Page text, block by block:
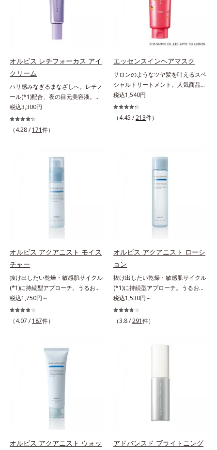
てください。各商品の詳しい情報は
BEAUTY夏祭りは、こちら
いくお悩みを自然に隠しつつも、ま
叶えるのは、微細で均一なカバー粉
にダマ防止の特殊コーティングを施
すことで、カバー粉体は薄く・均一
に凹凸へフィット。毛穴や色ムラを
カバーしながら自然な仕上がりを叶
えます。また、ファンデーションを
つけている間に保湿成分が肌へ浸透
(*2)するスキンコンディショニング
セラム設計(*3)を採用。肌に触れた
うな透明感とツヤを生み出すこと
で、“つるん”とした光のヴェールを
キンフィットカラー成分（酸化チタ
ン、酸化鉄、ステアロイルグルタミ
肌悩みをカバーする粉体*2 角層ま
で*3 肌のキメを整え、粉体を密着
け止め・化粧下地・カラーコントロ
ール・コンシーラー・パウダー・フ
ァンデーションの7役を兼ねる多機
能BB。慌ただしい朝でもパパッと
塗るだけで、厚塗り感のない、自然
なツヤめきのある美肌に整えます。
*1 年齢を重ねた肌*2 オルビス内BB
クリームのカバー力
オルビス レチフォーカス アイ
クリーム
ハリ感みなぎるまなざしへ。レチノ
ール(*1)配合、夜の目元美容液。オ
ルビスの目元技術を結集し、ハリ感
みなぎるまなざしへ。レチノール
(*1)配合の目元美容液です。目元悩
(*2)の2種の成分が深いうるおいを
与え、湧き上がるようなハリ感を呼
り、肌表面にピン！としたハリ感を
与え、さらに疑似セラミド(*3)が角
アの最後にプラスすることで乾燥に
よる小ジワを目立たなくし、ハリ感
チノール配合＝保湿成分*2 パルミ
成分*3 ラウロイルグルタミン酸ジ
（フィトステリル/オクチルドデシ
ル）配合＝保湿成分*4 角層まで
税込3,300円
（4.28 / 171件）
エッセンスインヘアマスク
サロンのようなツヤ髪を叶えるスペ
シャルトリートメント。人気商品
「エッセンスインヘアミルク」と同
じシリーズの、お風呂で美しいツヤ
髪を叶えるスペシャルヘアマスクで
らに毛髪保護成分がダメージを受け
クル表面をリペア。髪の内外にアプ
ローチして、乾燥などの外的刺激か
に適量を髪になじませ、置き時間は
0秒。なじませてすぐに洗い流す手
る、まるでサロン帰りのようなうる
おうツヤ髪を叶えます。*1 毛髪補
修成分（イソステアリン酸、イソス
テアロイル加水分解コラーゲン、イ
ソステアロイル加水分解シルク、ス
フィンゴ糖脂質、トコフェロール、
グリセリン、糖脂質、BG、イソス
テアリン酸、イソステアロイル加水
ル）*2 髪の乾燥、乾燥によるパサ
つき*3 毛髪にうるおい、ハリを与
税込1,540円
（4.45 /213件）
オルビス アクアニスト モイス
チャー
抜け出したい乾燥・敏感肌サイクル
(*1)に持続型アプローチ。うるおい
を追求した敏感肌用保湿スキンケア
(*2)。うるおいを逃し、刺激を受け
やすい角層の“乾燥敏感スランプ
望の敏感肌用保湿スキンケアライン
「オルビス アクアニスト」。乾燥
敏感スランプの原因にアプローチす
る持続型トリプルアミノ酸(*4)を配
異物として排出されにくく、肌にと
どまってうるおいを蓄えてくれま
す。刺激を受けやすくなった角層を
うるおいで満たし、脱・敏感肌を目
指します。無油分・無着色・無香
税込1,750円～
（4.07 / 187件）
オルビス アクアニスト ローシ
ョン
抜け出したい乾燥・敏感肌サイクル
(*1)に持続型アプローチ。うるおい
を追求した敏感肌用保湿スキンケア
(*2)。うるおいを逃し、刺激を受け
やすい角層の“乾燥敏感スランプ
る持続型トリプルアミノ酸(*4)を配
合。もともと体内にあるアミノ酸は
異物として排出されにくく、肌にと
どまってうるおいを蓄えてくれま
す。刺激を受けやすくなった角層を
指します。無油分・無着色・無香
税込1,530円～
（3.8 /291件）
オルビス アクアニスト ウォッ
アドバンスド ブライトニング